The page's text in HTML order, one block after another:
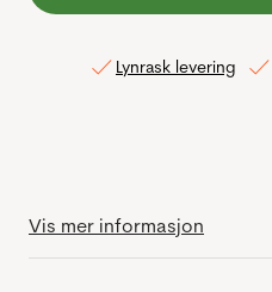
Lynrask levering
Vis mer informasjon